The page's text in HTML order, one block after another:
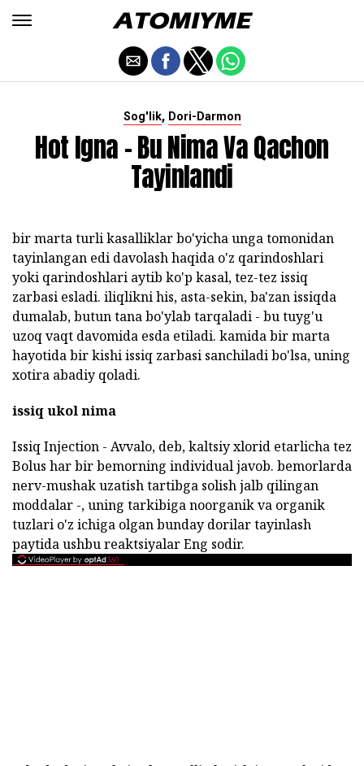
Sog'lik, Dori-Darmon
Hot Igna - Bu Nima Va Qachon
Tayinlandi
bir marta turli kasalliklar bo'yicha unga tomonidan
tayinlangan edi davolash haqida o'z qarindoshlari
yoki qarindoshlari aytib ko'p kasal, tez-tez issiq
zarbasi esladi. iliqlikni his, asta-sekin, ba'zan issiqda
dumalab, butun tana bo'ylab tarqaladi - bu tuyg'u
uzoq vaqt davomida esda etiladi. kamida bir marta
hayotida bir kishi issiq zarbasi sanchiladi bo'lsa, uning
xotira abadiy qoladi.
issiq ukol nima
Issiq Injection - Avvalo, deb, kaltsiy xlorid etarlicha tez
Bolus har bir bemorning individual javob. bemorlarda
nerv-mushak uzatish tartibga solish jalb qilingan
moddalar -, uning tarkibiga noorganik va organik
tuzlari o'z ichiga olgan bunday dorilar tayinlash
paytida ushbu reaktsiyalar Eng sodir.